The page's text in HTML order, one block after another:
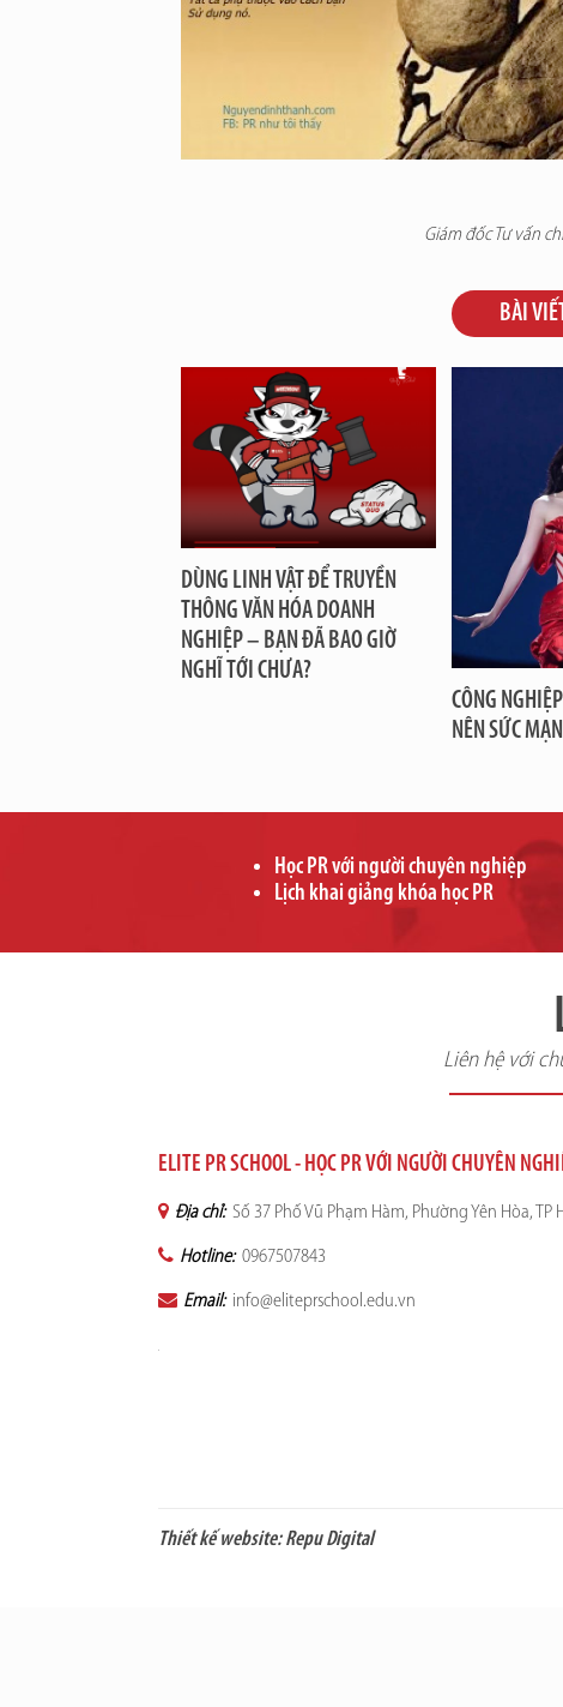
Giám đốc Tư vấn
BÀI
DÙNG LINH VẬT ĐỂ TRUYỀN
THÔNG VĂN HÓA DOANH
NGHIỆP – BẠN ĐÃ BAO GIỜ
NGHĨ TỚI CHƯA?
CÔNG
NÊN SỨC
Học PR với người chuyên nghiệp
Lịch khai giảng khóa học PR
Liên hệ với
ELITE PR SCHOOL - HỌC PR VỚI NGƯỜI CHUYÊN
Địa chỉ: Số 37 Phố Vũ Phạm Hàm, Phường Yên Hòa, TP
Hotline: 0967507843
Email: info@eliteprschool.edu.vn
Thiết kế website:Repu Digital